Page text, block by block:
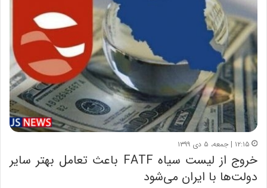
۱۲:۱۵ | جمعه، ۵ دی ۱۳۹۹
خروج از لیست سیاه FATF باعث تعامل بهتر سایر
دولت‌ها با ایران می‌شود